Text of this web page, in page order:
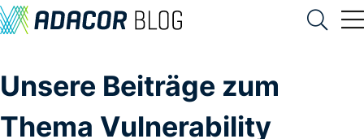
Unsere Beiträge zum
Thema Vulnerability